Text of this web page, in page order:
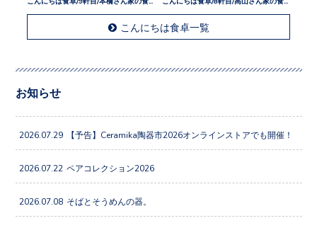
こんにちは食卓一覧
お知らせ
【予告】Ceramika陶器市2026オンラインストアでも開催！
そばとそうめんの器。